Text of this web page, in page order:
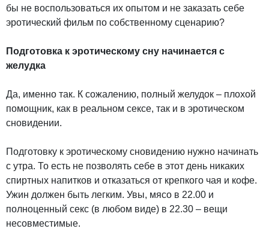
бы не воспользоваться их опытом и не заказать себе
эротический фильм по собственному сценарию?
Подготовка к эротическому сну начинается с
желудка
Да, именно так. К сожалению, полный желудок – плохой
помощник, как в реальном сексе, так и в эротическом
сновидении.
Подготовку к эротическому сновидению нужно начинать
с утра. То есть не позволять себе в этот день никаких
спиртных напитков и отказаться от крепкого чая и кофе.
Ужин должен быть легким. Увы, мясо в 22.00 и
полноценный секс (в любом виде) в 22.30 – вещи
несовместимые.